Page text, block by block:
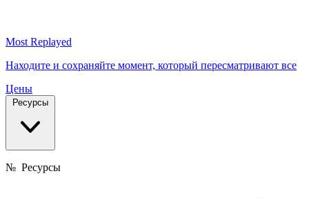
Most Replayed
Находите и сохраняйте момент, который пересматривают все
Цены
Ресурсы
№ Ресурсы